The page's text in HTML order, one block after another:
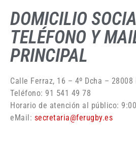
DOMICILIO
TELÉFONO Y
PRINCIPAL
Calle Ferraz, 16 – 4º Dcha – 28008
Teléfono: 91 541 49 78
Horario de atención al público:
eMail: secretaria@ferugby.es